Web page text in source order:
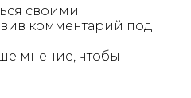
своими
комментарий под
мнение, чтобы